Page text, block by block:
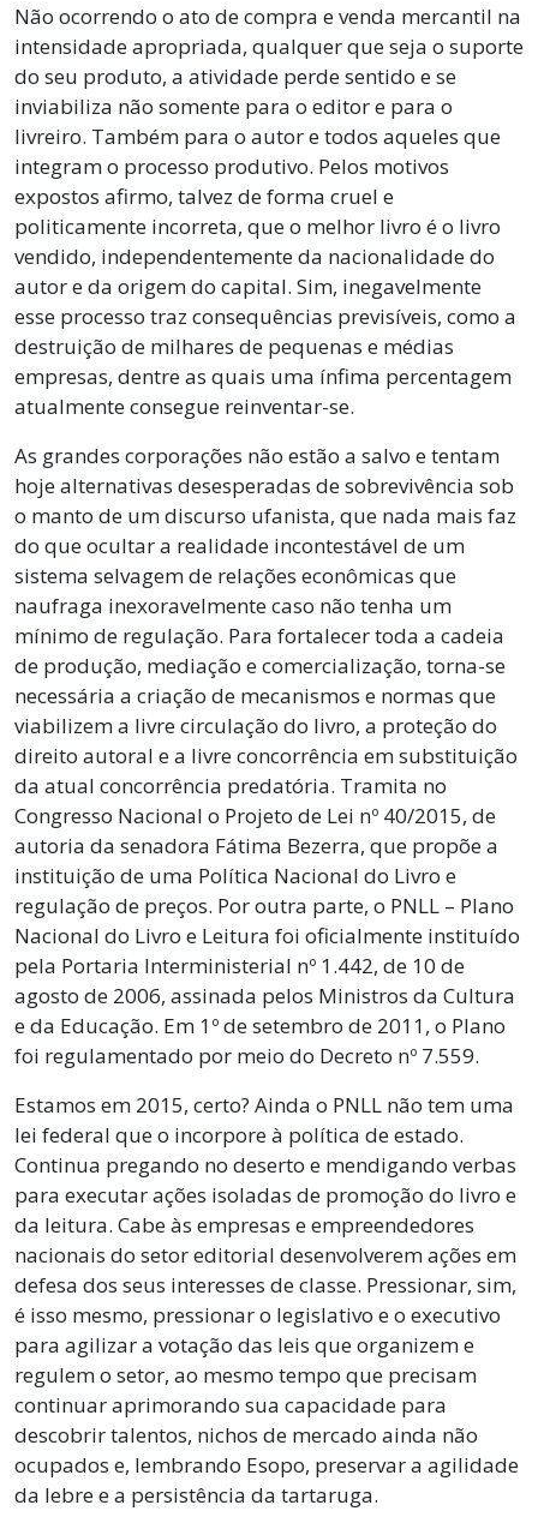
Não ocorrendo o ato de compra e venda mercantil na
intensidade apropriada, qualquer que seja o suporte
do seu produto, a atividade perde sentido e se
inviabiliza não somente para o editor e para o
livreiro. Também para o autor e todos aqueles que
integram o processo produtivo. Pelos motivos
expostos afirmo, talvez de forma cruel e
politicamente incorreta, que o melhor livro é o livro
vendido, independentemente da nacionalidade do
autor e da origem do capital. Sim, inegavelmente
esse processo traz consequências previsíveis, como a
destruição de milhares de pequenas e médias
empresas, dentre as quais uma ínfima percentagem
atualmente consegue reinventar-se.
As grandes corporações não estão a salvo e tentam
hoje alternativas desesperadas de sobrevivência sob
o manto de um discurso ufanista, que nada mais faz
do que ocultar a realidade incontestável de um
sistema selvagem de relações econômicas que
naufraga inexoravelmente caso não tenha um
mínimo de regulação. Para fortalecer toda a cadeia
de produção, mediação e comercialização, torna-se
necessária a criação de mecanismos e normas que
viabilizem a livre circulação do livro, a proteção do
direito autoral e a livre concorrência em substituição
da atual concorrência predatória. Tramita no
Congresso Nacional o Projeto de Lei nº 40/2015, de
autoria da senadora Fátima Bezerra, que propõe a
instituição de uma Política Nacional do Livro e
regulação de preços. Por outra parte, o PNLL – Plano
Nacional do Livro e Leitura foi oficialmente instituído
pela Portaria Interministerial nº 1.442, de 10 de
agosto de 2006, assinada pelos Ministros da Cultura
e da Educação. Em 1º de setembro de 2011, o Plano
foi regulamentado por meio do Decreto nº 7.559.
Estamos em 2015, certo? Ainda o PNLL não tem uma
lei federal que o incorpore à política de estado.
Continua pregando no deserto e mendigando verbas
para executar ações isoladas de promoção do livro e
da leitura. Cabe às empresas e empreendedores
nacionais do setor editorial desenvolverem ações em
defesa dos seus interesses de classe. Pressionar, sim,
é isso mesmo, pressionar o legislativo e o executivo
para agilizar a votação das leis que organizem e
regulem o setor, ao mesmo tempo que precisam
continuar aprimorando sua capacidade para
descobrir talentos, nichos de mercado ainda não
ocupados e, lembrando Esopo, preservar a agilidade
da lebre e a persistência da tartaruga.